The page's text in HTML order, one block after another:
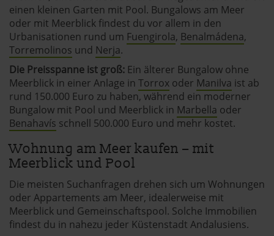
einen kleinen Garten mit Pool. Bungalows am Meer
oder mit Meerblick findest du vor allem in den
Urbanisationen rund um Fuengirola, Benalmádena,
Torremolinos und Nerja.
Die Preisspanne ist groß: Ein älterer Bungalow ohne
Meerblick in einer Anlage in Torrox oder Manilva ist ab
rund 150.000 Euro zu haben, während ein moderner
Bungalow mit Pool und Meerblick in Marbella oder
Benahavís schnell 500.000 Euro und mehr kostet.
Wohnung am Meer kaufen – mit
Meerblick und Pool
Die meisten Suchanfragen drehen sich um Wohnungen
oder Appartements am Meer, idealerweise mit
Meerblick und Gemeinschaftspool. Solche Immobilien
findest du in nahezu jeder Küstenstadt Andalusiens.